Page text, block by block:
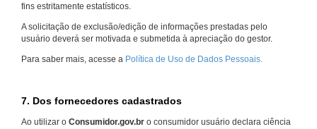
fins estritamente estatísticos.
A solicitação de exclusão/edição de informações prestadas pelo
usuário deverá ser motivada e submetida à apreciação do gestor.
Para saber mais, acesse a Política de Uso de Dados Pessoais.
7. Dos fornecedores cadastrados
Ao utilizar o Consumidor.gov.br o consumidor usuário declara ciência